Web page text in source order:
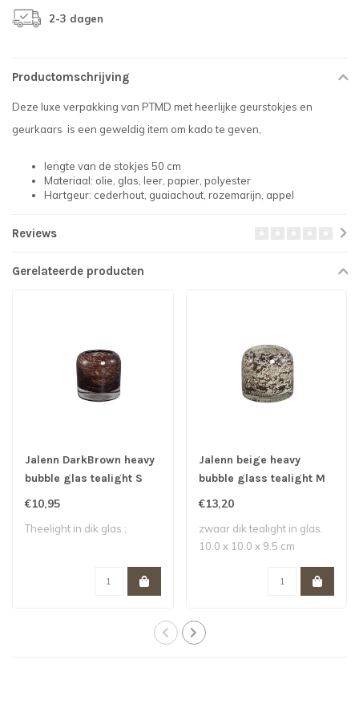
2-3 dagen
Productomschrijving
Deze luxe verpakking van PTMD met heerlijke geurstokjes en
geurkaars is een geweldig item om kado te geven,
lengte van de stokjes 50 cm
Materiaal: olie, glas, leer, papier, polyester
Hartgeur: cederhout, guaiachout, rozemarijn, appel
Reviews
Gerelateerde producten
Jalenn DarkBrown heavy
bubble glas tealight S
€10,95
Theelight in dik glas ;
Jalenn beige heavy
bubble glass tealight M
€13,20
zwaar dik tealight in glas.
10.0 x 10.0 x 9.5 cm